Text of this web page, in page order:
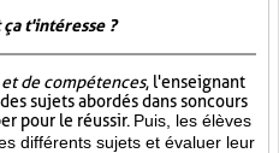
t'intéresse ?
de compétences, l'enseignant
sujets abordés dans son cours
pour le réussir. Puis, les élèves
différents sujets et évaluer leur